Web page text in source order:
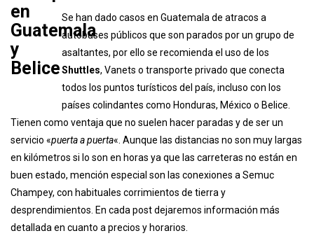
Se han dado casos en Guatemala de atracos a
autobuses públicos que son parados por un grupo de
asaltantes, por ello se recomienda el uso de los
Shuttles, Vanets o transporte privado que conecta
todos los puntos turísticos del país, incluso con los
países colindantes como Honduras, México o Belice.
Tienen como ventaja que no suelen hacer paradas y de ser un
servicio «puerta a puerta«. Aunque las distancias no son muy largas
en kilómetros si lo son en horas ya que las carreteras no están en
buen estado, mención especial son las conexiones a Semuc
Champey, con habituales corrimientos de tierra y
desprendimientos. En cada post dejaremos información más
detallada en cuanto a precios y horarios.